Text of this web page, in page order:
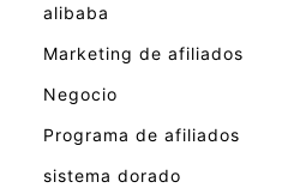
alibaba
Marketing de afiliados
Negocio
Programa de afiliados
sistema dorado